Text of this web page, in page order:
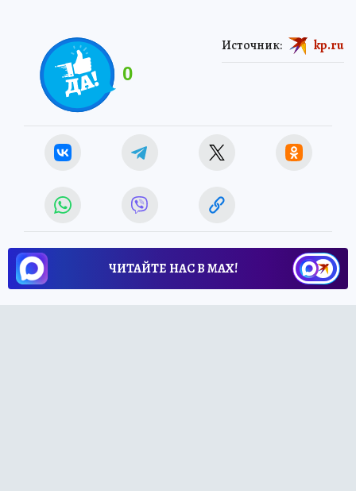
0
Источник: kp.ru
ЧИТАЙТЕ НАС В МАХ!